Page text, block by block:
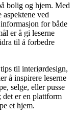
bolig og hjem. Med
ved
for både
er å gi leserne
til å forbedre
til interiørdesign,
å inspirere leserne
selge, eller pusse
det er en plattform
et hjem.